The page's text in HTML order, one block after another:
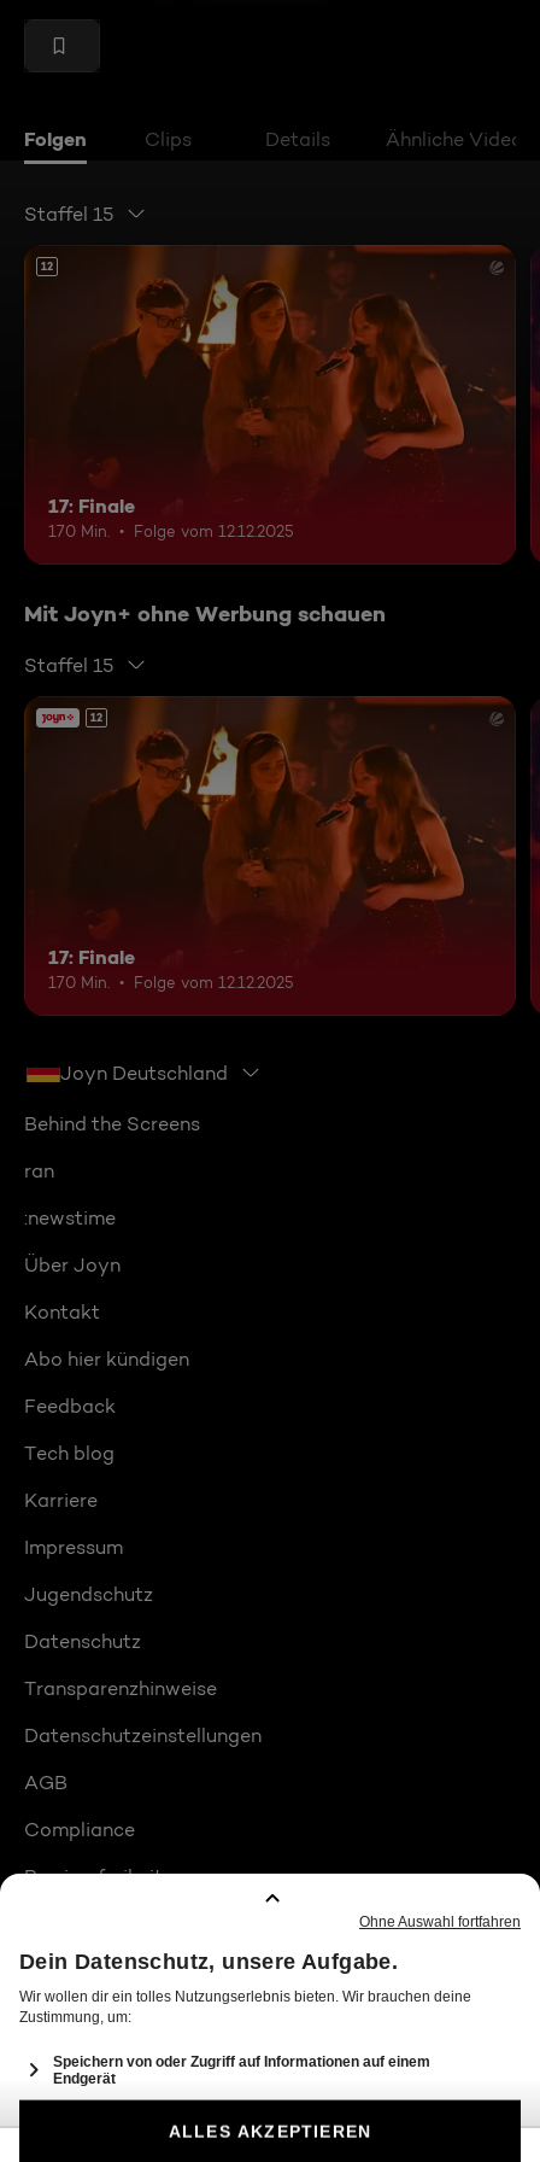
Folgen Clips Details Ähnliche Videos
Staffel 15
12
17: Finale
170 Min. Folge vom 12.12.2025
Mit Joyn+ ohne Werbung schauen
Staffel 15
12
17: Finale
170 Min. Folge vom 12.12.2025
Joyn Deutschland
Behind the Screens
ran
:newstime
Über Joyn
Kontakt
Abo hier kündigen
Feedback
Tech blog
Karriere
Impressum
Jugendschutz
Datenschutz
Transparenzhinweise
Datenschutzeinstellungen
AGB
Compliance
Barrierefreiheit